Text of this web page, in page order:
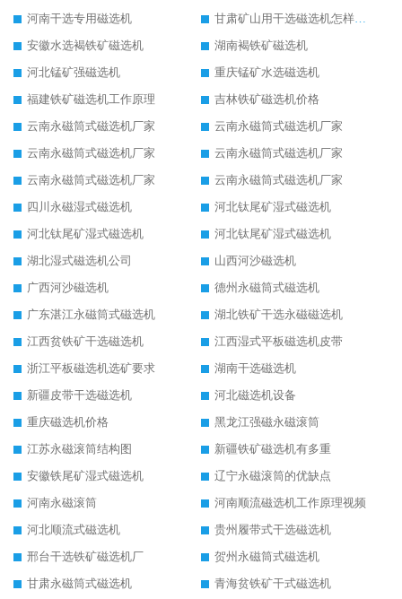
河南干选专用磁选机
甘肃矿山用干选磁选机怎样调磁
安徽水选褐铁矿磁选机
湖南褐铁矿磁选机
河北锰矿强磁选机
重庆锰矿水选磁选机
福建铁矿磁选机工作原理
吉林铁矿磁选机价格
云南永磁筒式磁选机厂家
云南永磁筒式磁选机厂家
云南永磁筒式磁选机厂家
云南永磁筒式磁选机厂家
云南永磁筒式磁选机厂家
云南永磁筒式磁选机厂家
四川永磁湿式磁选机
河北钛尾矿湿式磁选机
河北钛尾矿湿式磁选机
河北钛尾矿湿式磁选机
湖北湿式磁选机公司
山西河沙磁选机
广西河沙磁选机
德州永磁筒式磁选机
广东湛江永磁筒式磁选机
湖北铁矿干选永磁磁选机
江西贫铁矿干选磁选机
江西湿式平板磁选机皮带
浙江平板磁选机选矿要求
湖南干选磁选机
新疆皮带干选磁选机
河北磁选机设备
重庆磁选机价格
黑龙江强磁永磁滚筒
江苏永磁滚筒结构图
新疆铁矿磁选机有多重
安徽铁尾矿湿式磁选机
辽宁永磁滚筒的优缺点
河南永磁滚筒
河南顺流磁选机工作原理视频
河北顺流式磁选机
贵州履带式干选磁选机
邢台干选铁矿磁选机厂
贺州永磁筒式磁选机
甘肃永磁筒式磁选机
青海贫铁矿干式磁选机